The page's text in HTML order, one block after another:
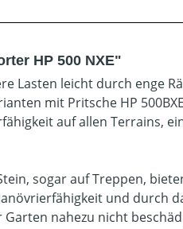
HP 500 NXE"
Lasten leicht durch enge
mit Pritsche HP
auf allen Terrains,
sogar auf Treppen,
und durch
nahezu nicht